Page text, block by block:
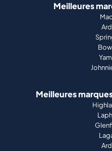
Meilleures
Meilleures